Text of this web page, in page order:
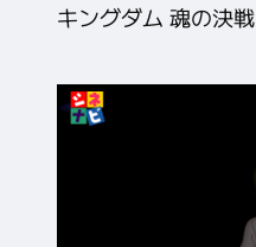
キングダム 魂の決戦